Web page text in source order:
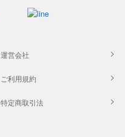
運営会社
ご利用規約
特定商取引法